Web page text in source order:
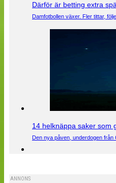
Därför är betting extra
Damfotbollen växer. Fler tittar,
14 helknäppa saker som
Den nya påven, underdogen
ANNONS